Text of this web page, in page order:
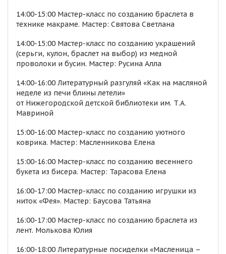
14:00-15:00 Мастер-класс по созданию браслета в
технике макраме. Мастер: Святова Светлана
14:00-15:00 Мастер-класс по созданию украшений
(серьги, кулон, браслет на выбор) из медной
проволоки и бусин. Мастер: Русина Алла
14:00-16:00 Литературный разгуляй «Как на масляной
неделе из печи блины летели»
от Нижегородской детской библиотеки им. Т.А.
Мавриной
15:00-16:00 Мастер-класс по созданию уютного
коврика. Мастер: Масленникова Елена
15:00-16:00 Мастер-класс по созданию весеннего
букета из бисера. Мастер: Тарасова Елена
16:00-17:00 Мастер-класс по созданию игрушки из
ниток «Фея». Мастер: Баусова Татьяна
16:00-17:00 Мастер-класс по созданию браслета из
лент. Молькова Юлия
16:00-18:00 Литературные посиделки «Масленица –